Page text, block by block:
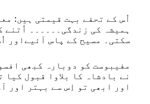
اُس کے تحفے بہت قیمتی ہیں:
ہمیشہ کی زندگی۔۔۔۔۔۔ اُتنے
سکتی۔ مسیح کے پاس آئیےاور
مفیبوست کو دوبارہ کبھی
نے بادشاہ کا بلاوا قبول کیا
اور ابھی تو اِس سے بہتر اور